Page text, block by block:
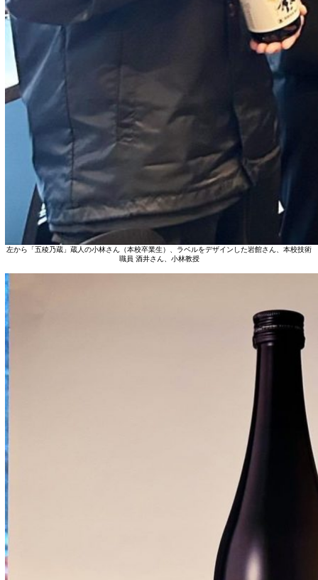
左から「五稜乃蔵」蔵人の小林さん（本校卒業生）、ラベルをデザインした岩館さん、本校技術
職員 酒井さん、小林教授